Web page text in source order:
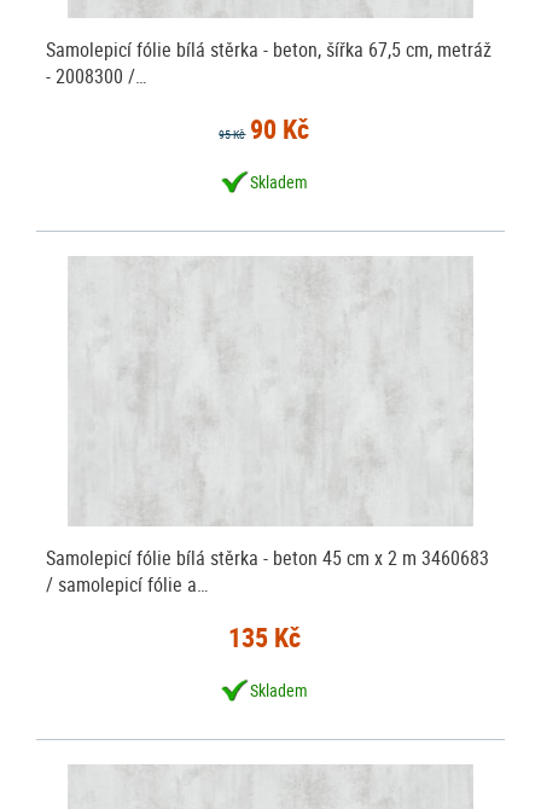
Samolepicí fólie bílá stěrka - beton, šířka 67,5 cm, metráž
- 2008300 /…
95 Kč 90 Kč
Skladem
Samolepicí fólie bílá stěrka - beton 45 cm x 2 m 3460683
/ samolepicí fólie a…
135 Kč
Skladem